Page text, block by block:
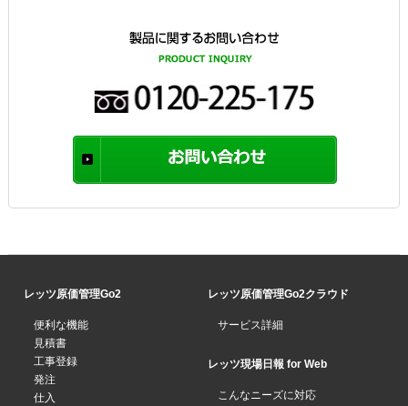
レッツ原価管理Go2
便利な機能
見積書
工事登録
発注
仕入
レッツ原価管理Go2クラウド
サービス詳細
レッツ現場日報 for Web
こんなニーズに対応